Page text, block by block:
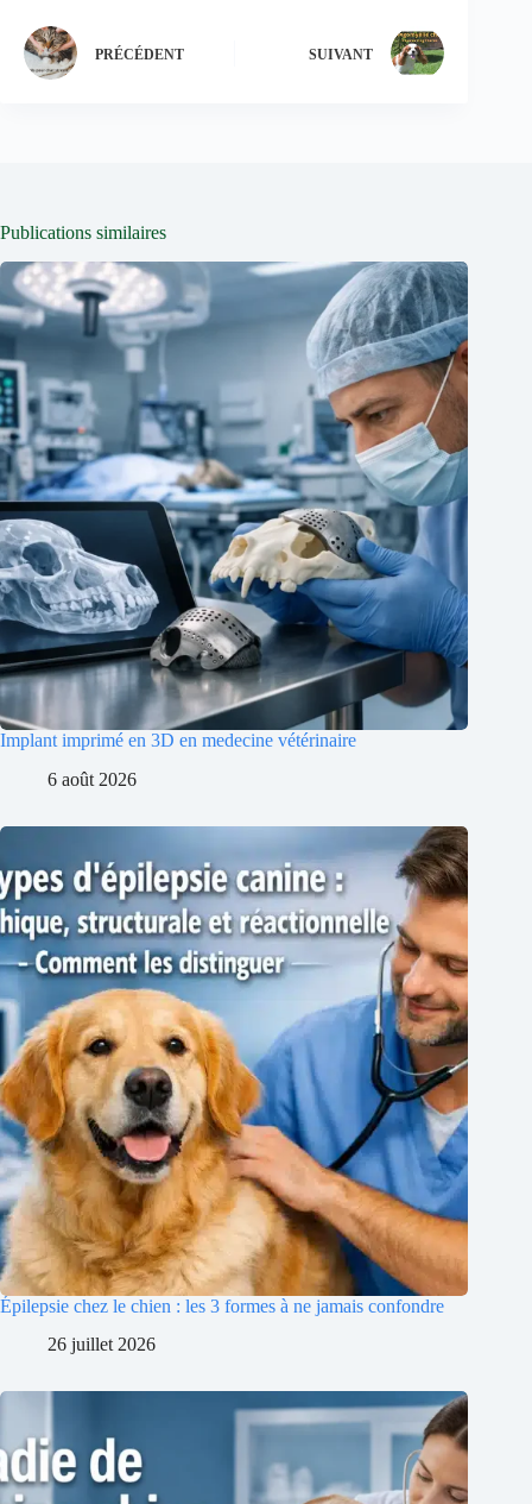
PRÉCÉDENT SUIVANT
Publications similaires
Implant imprimé en 3D en medecine vétérinaire
6 août 2026
Épilepsie chez le chien : les 3 formes à ne jamais confondre
26 juillet 2026